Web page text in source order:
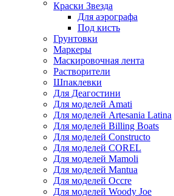
Краски Звезда
Для аэрографа
Под кисть
Грунтовки
Маркеры
Маскировочная лента
Растворители
Шпаклевки
Для Деагостини
Для моделей Amati
Для моделей Artesania Latina
Для моделей Billing Boats
Для моделей Constructo
Для моделей COREL
Для моделей Mamoli
Для моделей Mantua
Для моделей Occre
Для моделей Woody Joe